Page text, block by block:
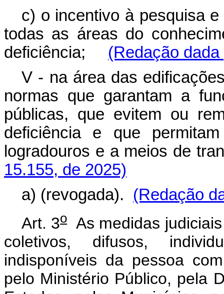
c) o incentivo à pesquisa
todas as áreas do
deficiência; (Redação
V - na área das
normas que garantam a
públicas, que evitem ou
deficiência e que
logradouros e a meios de
15.155, de 2025)
a) (revogada). (Redação
Art. 3oAs medidas judiciais
coletivos, difusos,
indisponíveis da pessoa
pelo Ministério Público, pela